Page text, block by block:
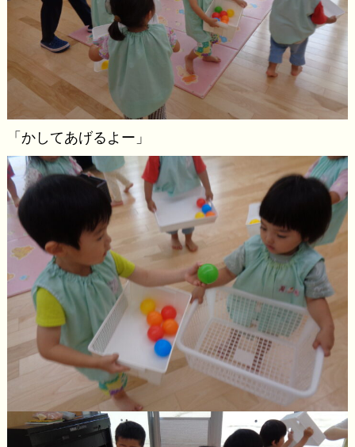
「かしてあげるよー」